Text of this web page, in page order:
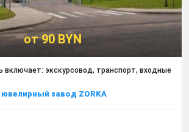
от 90 BYN
включает: экскурсовод, транспорт, входные
завод ZORKA